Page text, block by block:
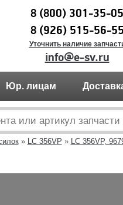
8 (800) 301-35-05
8 (926) 515-56-55
Уточнить наличие
info@e-sv.ru
Юр. лицам
» LC 356VP » LC 356VP,